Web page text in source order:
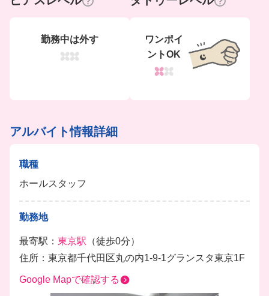
勤務中は外す
ワンポイ
ントOK
アルバイト情報詳細
職種
ホールスタッフ
勤務地
最寄駅： 東京駅 （徒歩0分）
住所：東京都千代田区丸の内1-9-1グランスタ東京1F
Google Mapで確認する